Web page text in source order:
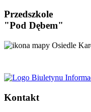
Przedszkole
"Pod Dębem"
Osiedle
Kontakt